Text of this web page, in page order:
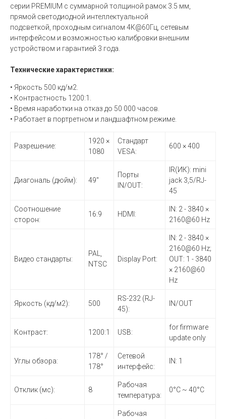
серии PREMIUM с суммарной толщиной рамок 3.5 мм,
прямой светодиодной интеллектуальной
подсветкой, проходным сигналом 4К@60Гц, сетевым
интерфейсом и возможностью калибровки внешним
устройством и гарантией 3 года.
Технические характеристики:
• Яркость 500 кд/м2.
• Контрастность 1200:1.
• Время наработки на отказ до 50 000 часов.
• Работает в портретном и ландшафтном режиме.
Разрешение:
1920 ×
1080
Стандарт
VESA:
600 × 400
Диагональ (дюйм): 49"
Порты
IN/OUT:
IR(ИК): mini
jack 3,5/RJ-
45
Соотношение
сторон:
16:9 HDMI:
IN: 2 - 3840 ×
2160@60 Hz
Видео стандарты:
PAL,
NTSC
Display Port:
IN: 2 - 3840 ×
2160@60 Hz;
OUT: 1 - 3840
× 2160@60
Hz
Яркость (кд/м2): 500
RS-232 (RJ-
45):
IN/OUT
Контраст: 1200:1 USB:
for firmware
update only
Углы обзора:
178° /
178°
Сетевой
интерфейс:
IN: 1
Отклик (мс): 8
Рабочая
температура:
0°С ~ 40°С
Рабочая